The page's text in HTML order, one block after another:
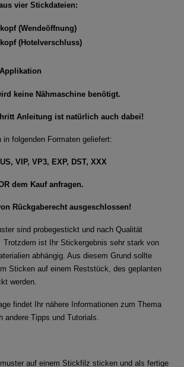
vier Stickdateien:
(Wendeöffnung)
(Hotelverschluss)
keine Nähmaschine benötigt.
Anleitung ist natürlich auch dabei!
in folgenden Formaten geliefert:
VIP, VP3, EXP, DST, XXX
dem Kauf anfragen.
Rückgaberecht ausgeschlossen!
sind probegestickt und nach Qualität
ist Ihr Stickergebnis sehr stark von
abhängig. Aus diesem Grund sollte
Sticken auf einem Reststück, des geplanten
werden.
findet Ihr nähere Informationen zum Thema
andere Tipps und Tutorials.
auf einem Stickfilz sticken und als fertige